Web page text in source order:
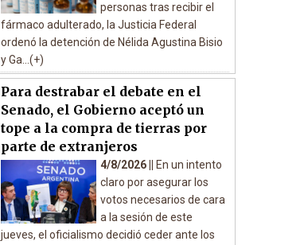
personas tras recibir el
fármaco adulterado, la Justicia Federal
ordenó la detención de Nélida Agustina Bisio
y Ga...(+)
Para destrabar el debate en el
Senado, el Gobierno aceptó un
tope a la compra de tierras por
parte de extranjeros
4/8/2026 ||
En un intento
claro por asegurar los
votos necesarios de cara
a la sesión de este
jueves, el oficialismo decidió ceder ante los